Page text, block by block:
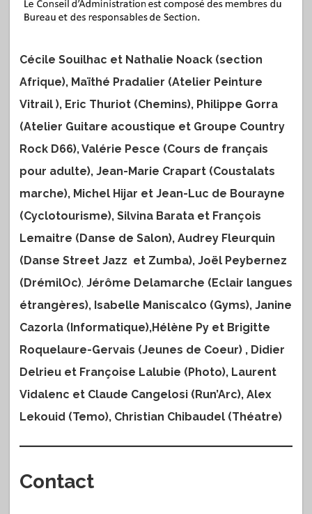
Cécile Souilhac et Nathalie Noack (section
Afrique), Maïthé Pradalier (Atelier Peinture
Vitrail ), Eric Thuriot (Chemins), Philippe Gorra
(Atelier Guitare acoustique et Groupe Country
Rock D66), Valérie Pesce (Cours de français
pour adulte), Jean-Marie Crapart (Coustalats
marche), Michel Hijar et Jean-Luc de Bourayne
(Cyclotourisme), Silvina Barata et François
Lemaitre (Danse de Salon), Audrey Fleurquin
(Danse Street Jazz et Zumba), Joël Peybernez
(DrémilOc) Jérôme Delamarche (Eclair langues
étrangères), Isabelle Maniscalco (Gyms), Janine
Cazorla (Informatique),Hélène Py et Brigitte
Roquelaure-Gervais (Jeunes de Coeur) , Didier
Delrieu et Françoise Lalubie (Photo), Laurent
Vidalenc et Claude Cangelosi (Run’Arc), Alex
Lekouid (Temo), Christian Chibaudel (Théatre)
Contact